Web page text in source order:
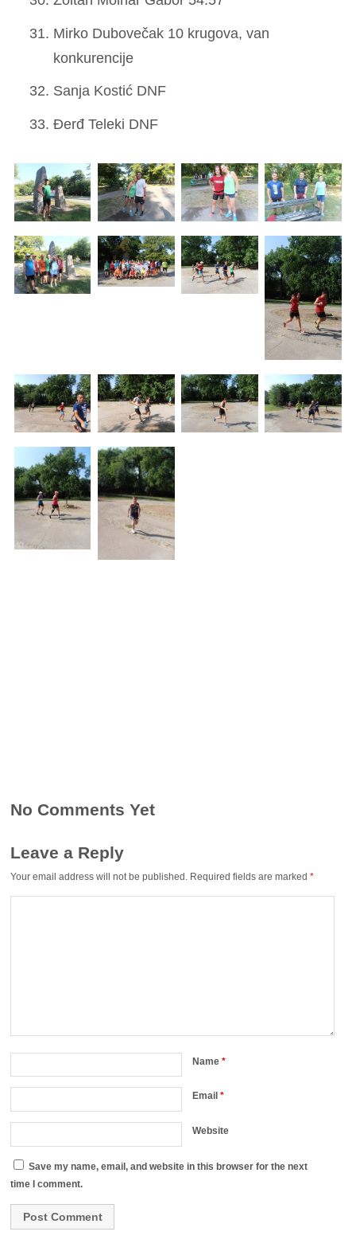
Mirko Dubovečak 10 krugova, van
konkurencije
Sanja Kostić DNF
Đerđ Teleki DNF
No Comments Yet
Leave a Reply
Your email address will not be published. Required fields are marked*
Name*
Email*
Website
Save my name, email, and website in this browser for the next
time I comment.